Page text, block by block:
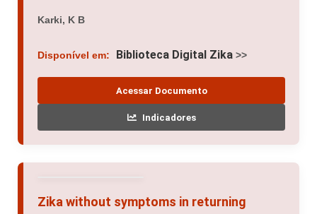
Karki, K B
Disponível em: Biblioteca Digital Zika >>
Acessar Documento
Indicadores
Zika without symptoms in returning